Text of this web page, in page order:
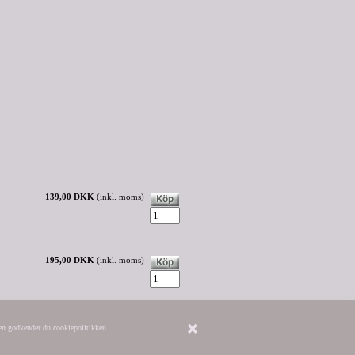
godkender du cookiepolitikken.
139,00 DKK (inkl. moms)
195,00 DKK (inkl. moms)
alstermoart.com/ Tilbage til toppen